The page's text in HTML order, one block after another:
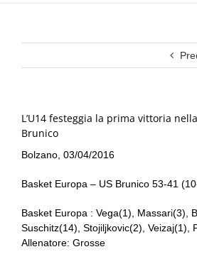
L’U14 festeggia la prima vittoria
Brunico
Bolzano, 03/04/2016
Basket Europa – US Brunico 53-41
Basket Europa : Vega(1), Massari(3),
Suschitz(14), Stojiljkovic(2), Veizaj(1),
Allenatore: Grosse